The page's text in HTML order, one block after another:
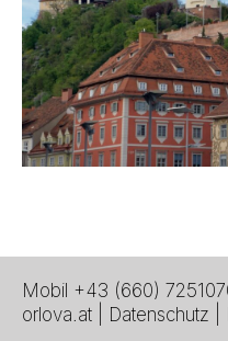
Mobil +43 (660)
orlova.at
Datenschutz